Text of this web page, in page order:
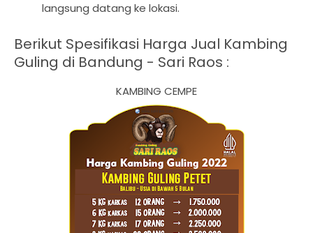
langsung datang ke lokasi.
Berikut Spesifikasi Harga Jual Kambing
Guling di Bandung - Sari Raos :
KAMBING CEMPE